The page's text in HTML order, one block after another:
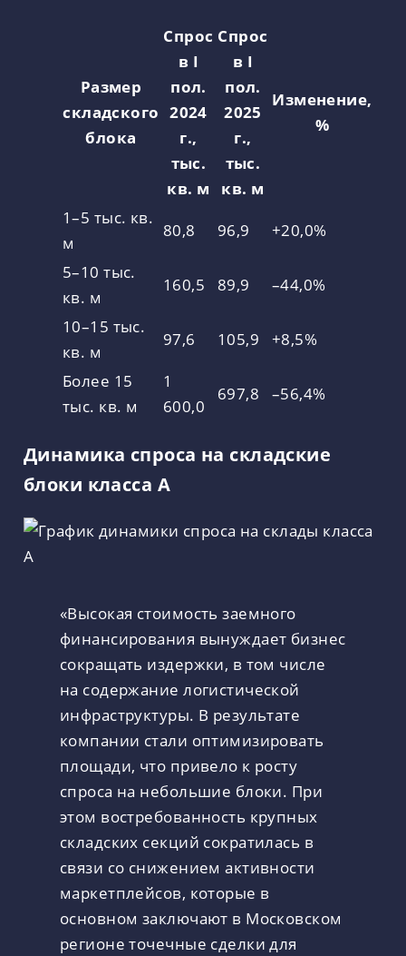
Размер
складского
блока
Спрос
в I
пол.
2024
г.,
тыс.
кв. м
Спрос
в I
пол.
2025
г.,
тыс.
кв. м
Изменение,
%
1–5 тыс. кв.
м
80,8 96,9
+20,0%
5–10 тыс.
кв. м
160,5 89,9
–44,0%
10–15 тыс.
кв. м
97,6 105,9
+8,5%
Более 15
тыс. кв. м
1
600,0
697,8 –56,4%
Динамика спроса на складские
блоки класса А
«Высокая стоимость заемного
финансирования вынуждает бизнес
сокращать издержки, в том числе
на содержание логистической
инфраструктуры. В результате
компании стали оптимизировать
площади, что привело к росту
спроса на небольшие блоки. При
этом востребованность крупных
складских секций сократилась в
связи со снижением активности
маркетплейсов, которые в
основном заключают в Московском
регионе точечные сделки для